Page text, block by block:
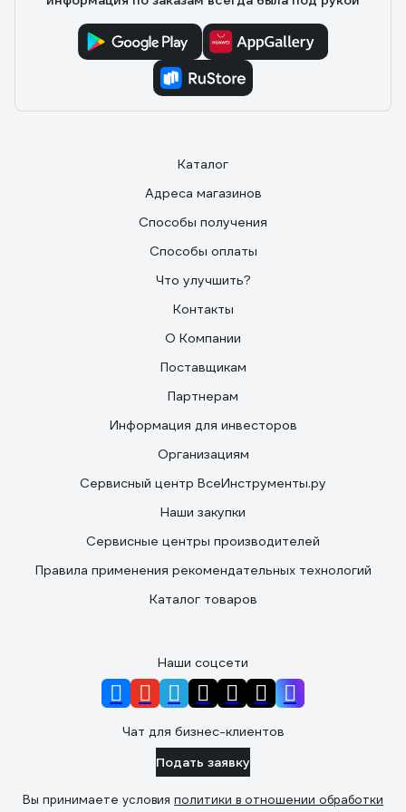
Каталог
Адреса магазинов
Способы получения
Способы оплаты
Что улучшить?
Контакты
О Компании
Поставщикам
Партнерам
Информация для инвесторов
Организациям
Сервисный центр ВсеИнструменты.ру
Наши закупки
Сервисные центры производителей
Правила применения рекомендательных технологий
Каталог товаров
Наши соцсети
Чат для бизнес-клиентов
Подать заявку
Вы принимаете условия политики в отношении обработки